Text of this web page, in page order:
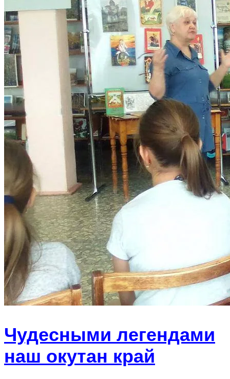
Чудесными легендами
наш окутан край